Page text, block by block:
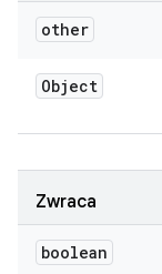
other
Object
Zwraca
boolean